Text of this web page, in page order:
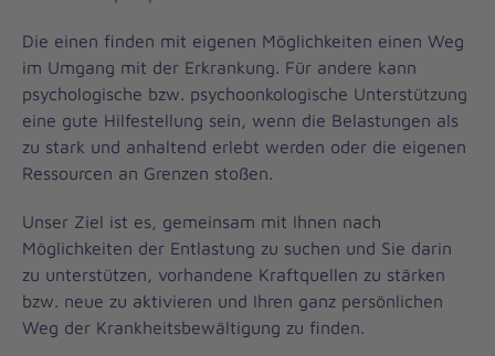
Die einen finden mit eigenen Möglichkeiten einen Weg
im Umgang mit der Erkrankung. Für andere kann
psychologische bzw. psychoonkologische Unterstützung
eine gute Hilfestellung sein, wenn die Belastungen als
zu stark und anhaltend erlebt werden oder die eigenen
Ressourcen an Grenzen stoßen.
Unser Ziel ist es, gemeinsam mit Ihnen nach
Möglichkeiten der Entlastung zu suchen und Sie darin
zu unterstützen, vorhandene Kraftquellen zu stärken
bzw. neue zu aktivieren und Ihren ganz persönlichen
Weg der Krankheitsbewältigung zu finden.